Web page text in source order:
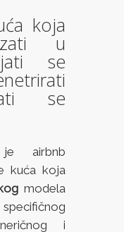
koja
u
se
se
je airbnb
kuća koja
modela
i